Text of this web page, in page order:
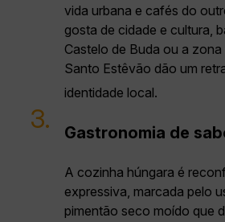
vida urbana e cafés do
gosta de cidade e cultura,
Castelo de Buda ou a zona
Santo Estêvão dão um
identidade local.
3. Gastronomia de
A cozinha húngara é
expressiva, marcada pelo
pimentão seco moído que